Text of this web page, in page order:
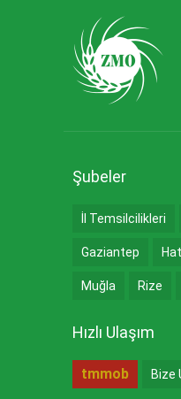
Şubeler
İl Temsilcilikleri
Gaziantep
Muğla Rize
Hızlı Ulaşım
tmmob Bize